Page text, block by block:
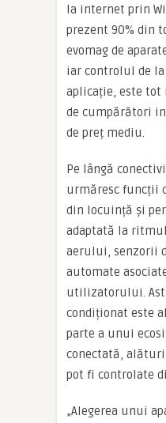
la internet prin
prezent 90% din
evomag de
iar controlul de
aplicație, este tot
de cumpărători
de preț mediu.
Pe lângă
urmăresc funcții
din locuință și
adaptată la
aerului, senzorii
automate
utilizatorului.
condiționat este
parte a unui
conectată, alături
pot fi controlate
„Alegerea unui